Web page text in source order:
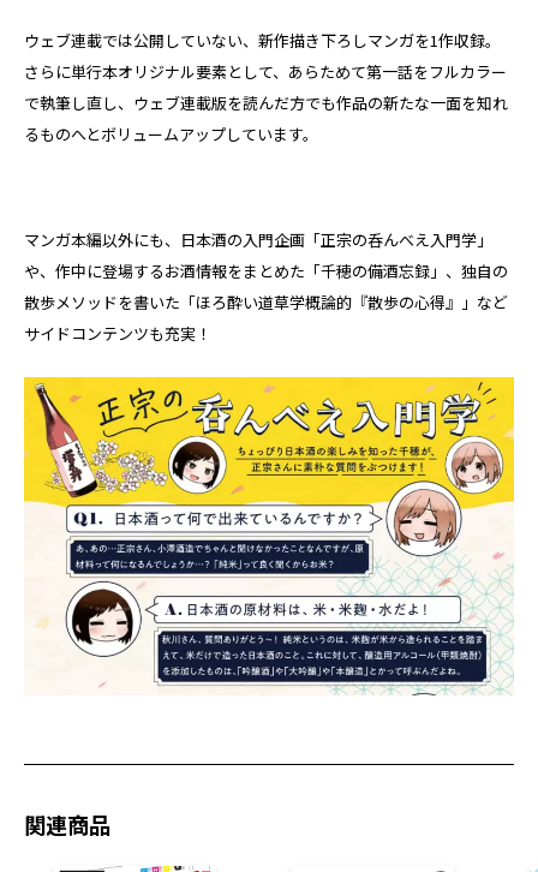
ウェブ連載では公開していない、新作描き下ろしマンガを1作収録。
さらに単行本オリジナル要素として、あらためて第一話をフルカラー
で執筆し直し、ウェブ連載版を読んだ方でも作品の新たな一面を知れ
るものへとボリュームアップしています。
マンガ本編以外にも、日本酒の入門企画「正宗の呑んべえ入門学」
や、作中に登場するお酒情報をまとめた「千穂の備酒忘録」、独自の
散歩メソッドを書いた「ほろ酔い道草学概論的『散歩の心得』」など
サイドコンテンツも充実！
関連商品